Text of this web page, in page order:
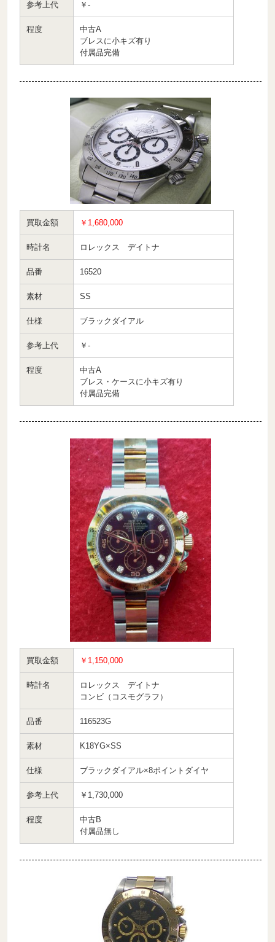
参考上代 ￥-
程度
中古A
ブレスに小キズ有り
付属品完備
買取金額 ￥1,680,000
時計名 ロレックス デイトナ
品番 16520
素材 SS
仕様 ブラックダイアル
参考上代 ￥-
程度
中古A
ブレス・ケースに小キズ有り
付属品完備
買取金額 ￥1,150,000
時計名
ロレックス デイトナ
コンビ（コスモグラフ）
品番 116523G
素材 K18YG×SS
仕様 ブラックダイアル×8ポイントダイヤ
参考上代 ￥1,730,000
程度
中古B
付属品無し